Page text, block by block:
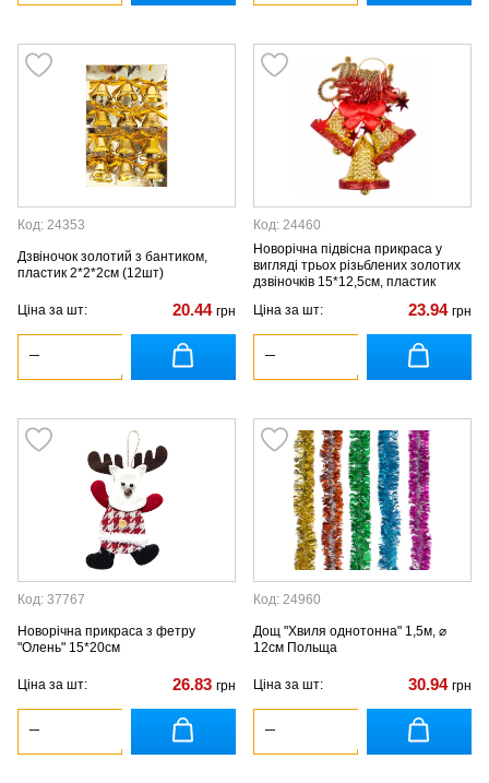
Код: 24353
Дзвіночок золотий з бантиком,
пластик 2*2*2см (12шт)
Ціна за шт: 20.44 грн
Код: 24460
Новорічна підвісна прикраса у
вигляді трьох різьблених золотих
дзвіночків 15*12,5см, пластик
Ціна за шт:
23.94 грн
Код: 37767
Новорічна прикраса з фетру
"Олень" 15*20см
Ціна за шт: 26.83 грн
Код: 24960
Дощ "Хвиля однотонна" 1,5м, ⌀
12см Польща
Ціна за шт: 30.94 грн